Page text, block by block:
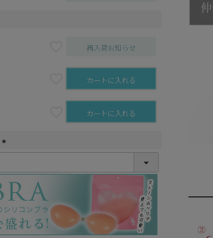
再入荷お知らせ
カートに入れる
カートに入れる
(
須
)